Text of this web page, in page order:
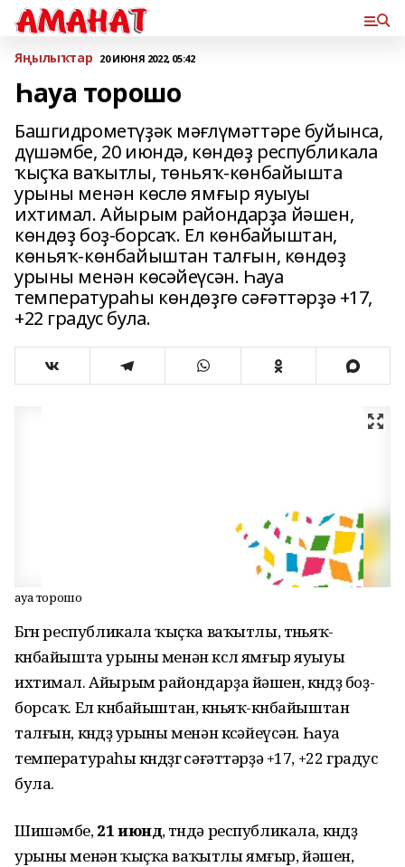
Яңылыҡтар 20 ИЮНЯ 2022, 05:42
Һауа торошо
Башгидрометүҙәк мәғлүмәттәре буйынса,
дүшәмбе, 20 июндә, көндөҙ республикала
ҡыҫҡа ваҡытлы, төньяҡ-көнбайышта
урыны менән көслө ямғыр яуыуы
ихтимал. Айырым райондарҙа йәшен,
көндөҙ боҙ-борсаҡ. Ел көнбайыштан,
көньяҡ-көнбайыштан талғын, көндөҙ
урыны менән көсәйеүсән. Һауа
температураһы көндөҙгө сәғәттәрҙә +17,
+22 градус була.
Һауа торошо
Бөгөн республикала ҡыҫҡа ваҡытлы, төньяҡ-
көнбайышта урыны менән көслө ямғыр яуыуы
ихтимал. Айырым райондарҙа йәшен, көндөҙ боҙ-
борсаҡ. Ел көнбайыштан, көньяҡ-көнбайыштан
талғын, көндөҙ урыны менән көсәйеүсән. Һауа
температураһы көндөҙгө сәғәттәрҙә +17, +22 градус
була.
Шишәмбе,21 июндә, төндә республикала, көндөҙ
урыны менән ҡыҫҡа ваҡытлы ямғыр, йәшен,